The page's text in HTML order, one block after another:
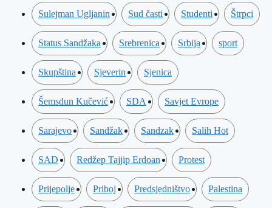
Sulejman Ugljanin Sud časti Studenti Štrpci
Status Sandžaka Srebrenica Srbija sport
Skupština Sjeverin Sjenica
Šemsdun Kučević SDA Savjet Evrope
Sarajevo Sandžak Sandzak Salih Hot
SAD Redžep Tajjip Erdoan Protest
Prijepolje Priboj Predsjedništvo Palestina